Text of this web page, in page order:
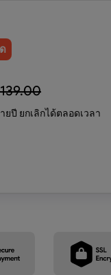
139.00
ยปี ยกเลิกได้ตลอดเวลา